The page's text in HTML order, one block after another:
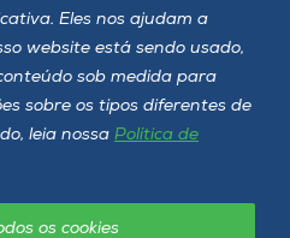
Eles nos ajudam a
website está sendo usado,
sob medida para
sobre os tipos diferentes de
leia nossa Política de
os cookies